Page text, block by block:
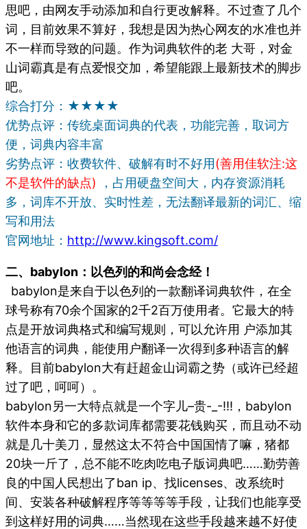
思吧，由网友手动添加和自行更改解释。不过查了几个
词，目前效果不算好，我想是因为热心网友的水准也并
不一样而导致的问题。作为词典软件的老 大哥，对金
山词霸真是有点爱恨交加，希望能跟上最新技术的脚步
吧。
综合打分：★★★★
优势点评：传统桌面词典的代表，功能完善，取词方
便，词典内容丰富
劣势点评：收费软件、破解有时不好用 (善用佳软注:这
不是软件的缺点) ，占用硬盘空间大，内存资源消耗
多，词库不开放、实时性差，无法翻译最新的词汇、缩
写和用法
官网地址： http://www.kingsoft.com/
二、babylon：以色列的和尚会念经！
babylon是来自于以色列的一款翻译词典软件，在全
球号称有70余个国家的2千2百万使用者。它最大的特
点是开放词典格式和编写规则，可以允许用 户添加其
他语言的词典，能使用户翻译一次得到多种语言的解
释。目前babylon大有赶超金山词霸之势（或许已经超
过了吧，呵呵）。
babylon另一大特点就是一个字儿–贵-_-!!!，babylon
软件本身和它的多款词库都需要花钱购买，而且动不动
就是几十美刀，显然这太不符合中国国情了嘛，猪都
20块一斤了，总不能不吃肉吃电子版词典吧……勤劳善
良的中国人民想出了ban ip、找licenses、改系统时
间、安装各种破解程序等等等等手段，让我们也能享受
到这样好用的词典……当然现在这些手段越来越不好使